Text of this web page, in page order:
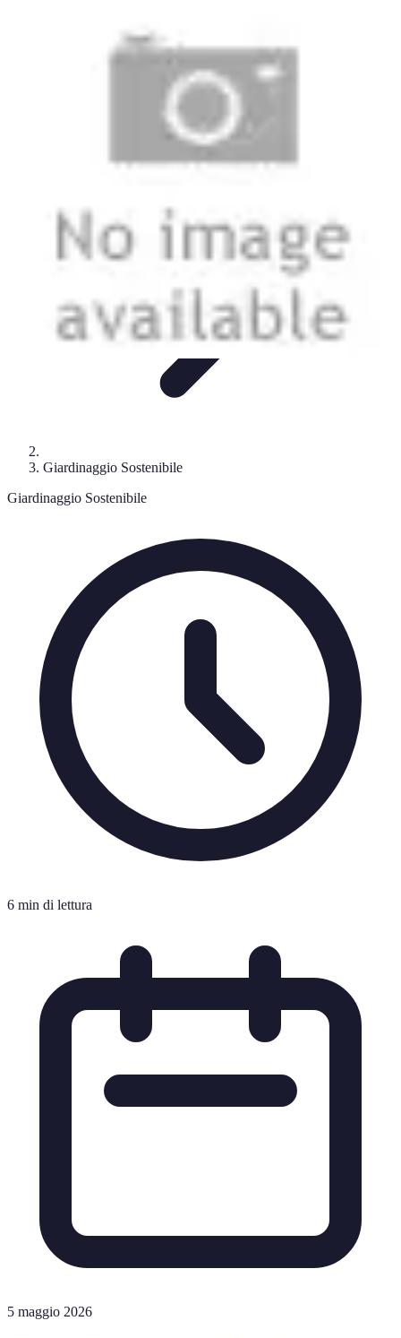
Coltivazione Sostenibile
Piante Aromatiche
Coltivazione Giardinaggio Sostenibile
Giardinaggio Sostenibile
Giardinaggio Sostenibile
6 min di lettura
5 maggio 2026